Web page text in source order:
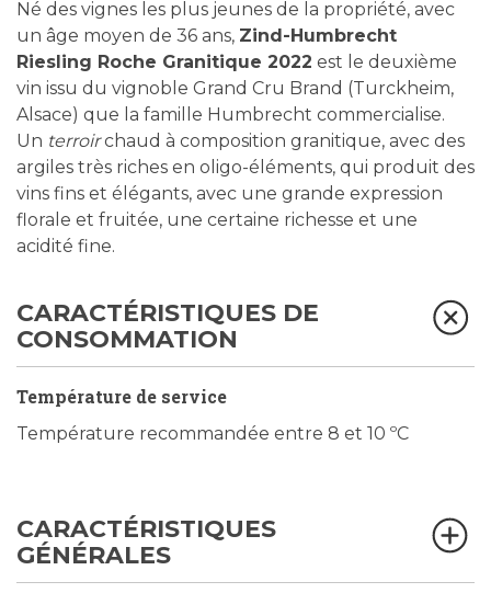
Né des vignes les plus jeunes de la propriété, avec
un âge moyen de 36 ans, Zind-Humbrecht
Riesling Roche Granitique 2022 est le deuxième
vin issu du vignoble Grand Cru Brand (Turckheim,
Alsace) que la famille Humbrecht commercialise.
Un terroirchaud à composition granitique, avec des
argiles très riches en oligo-éléments, qui produit des
vins fins et élégants, avec une grande expression
florale et fruitée, une certaine richesse et une
acidité fine.
CARACTÉRISTIQUES DE
CONSOMMATION
Température de service
Température recommandée entre 8 et 10 ºC
CARACTÉRISTIQUES
GÉNÉRALES